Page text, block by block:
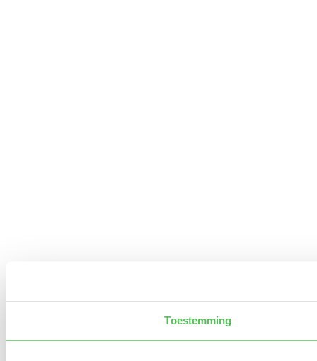
Toestemming